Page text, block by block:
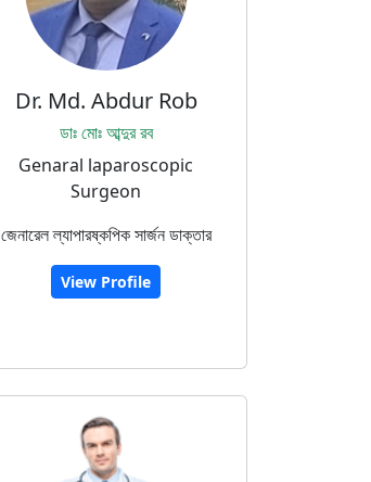
Dr. Md. Abdur Rob
ডাঃ মোঃ আব্দুর রব
Genaral laparoscopic
Surgeon
জেনারেল ল্যাপারষ্কপিক সার্জন ডাক্তার
View Profile